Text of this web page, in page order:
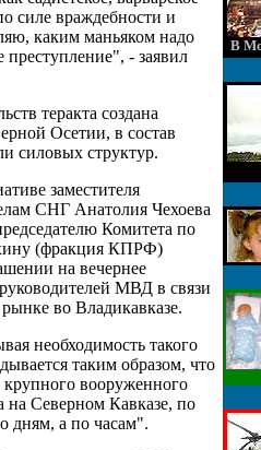
силе враждебности и
каким маньяком надо
преступление", - заявил
теракта создана
Осетии, в состав
силовых структур.
заместителя
СНГ Анатолия Чехоева
Комитета по
(фракция КПРФ)
на вечернее
МВД в связи
во Владикавказе.
необходимость такого
таким образом, что
вооруженного
на Северном Кавказе, по
дням, а по часам".
В